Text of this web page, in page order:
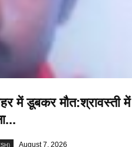
में डूबकर मौत:श्रावस्ती में
August 7, 2026